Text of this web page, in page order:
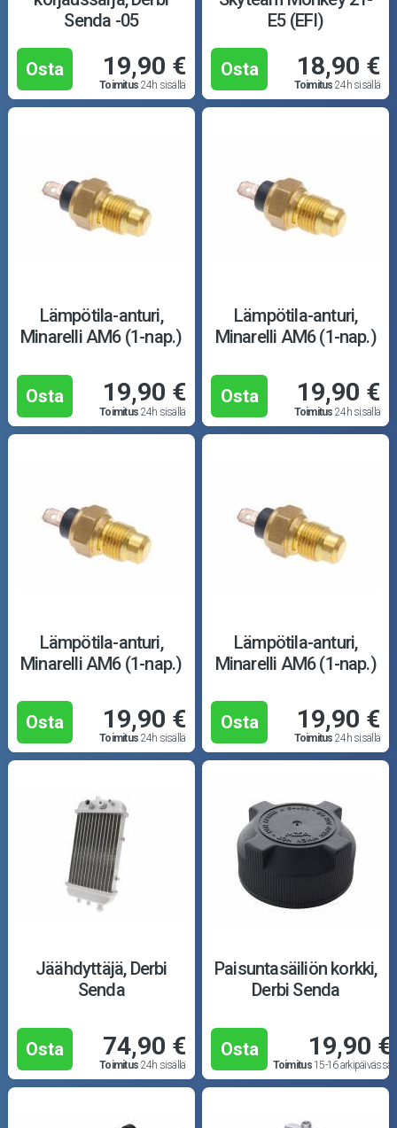
Senda -05
Osta 19,90 €
Toimitus 24h sisällä
E5 (EFI)
Osta 18,90 €
Toimitus 24h sisällä
Lämpötila-anturi,
Minarelli AM6 (1-nap.)
Osta 19,90 €
Toimitus 24h sisällä
Lämpötila-anturi,
Minarelli AM6 (1-nap.)
Osta 19,90 €
Toimitus 24h sisällä
Lämpötila-anturi,
Minarelli AM6 (1-nap.)
Osta 19,90 €
Toimitus 24h sisällä
Lämpötila-anturi,
Minarelli AM6 (1-nap.)
Osta 19,90 €
Toimitus 24h sisällä
Jäähdyttäjä, Derbi
Senda
Osta 74,90 €
Toimitus 24h sisällä
Paisuntasäiliön korkki,
Derbi Senda
Osta 19,90 €
Toimitus15-16 arkipäivässä